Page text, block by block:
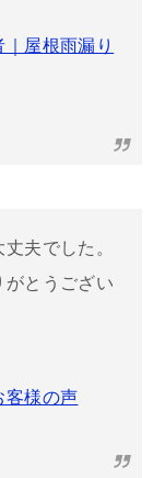
屋根雨漏り
夫でした。
がとうござい
客様の声